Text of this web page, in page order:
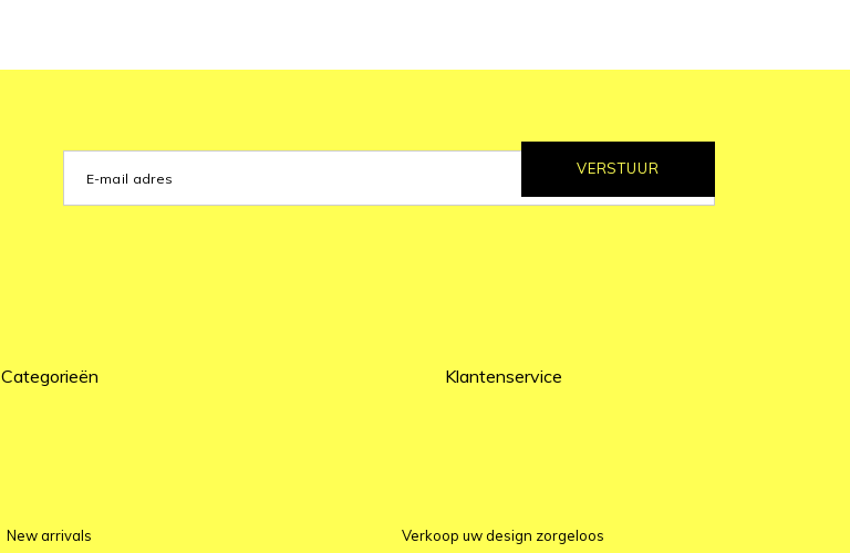
VERSTUUR
Categorieën
New arrivals
Klantenservice
Verkoop uw design zorgeloos